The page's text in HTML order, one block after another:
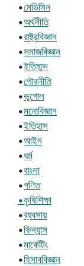
•মেডিসিন
•অর্থনীতি
•রাষ্ট্রবিজ্ঞান
•সমাজবিজ্ঞান
•ইতিহাস
•পৌরনীতি
•ভূগোল
•মনোবিজ্ঞান
•ইতিহাস
•আইন
•ধর্ম
•বাংলা
•গণিত
•কৃষিশিক্ষা
•ব্যবসায়
•ফিন্যান্স
•মার্কেটিং
•হিসাববিজ্ঞান